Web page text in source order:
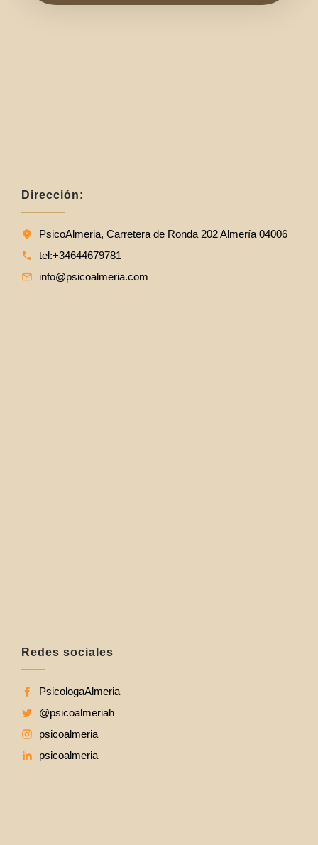
Redes sociales
PsicologaAlmeria
@psicoalmeriah
psicoalmeria
psicoalmeria
Dirección:
PsicoAlmeria, Carretera de Ronda 202 Almería 04006
tel:+34644679781
info@psicoalmeria.com